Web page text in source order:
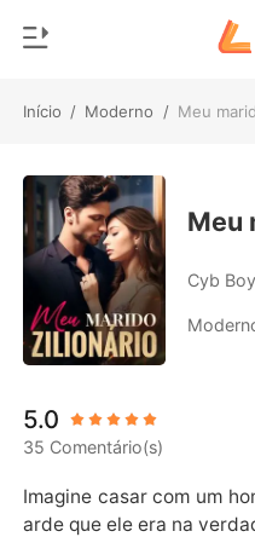
Início / Moderno / Meu
Loja
Histórico
Sair
Baixar App
Gênero
Moderno
Lobisomem
Contos
Bilionários
Meu
Cyb
5.0
35 Comentário(s)
Imagine casar com um
arde que ele era na